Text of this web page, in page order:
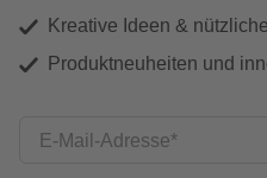
Kreative Ideen &
Produktneuheiten und
E-Mail-Adresse